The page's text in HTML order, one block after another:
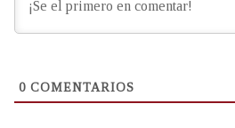
0 COMENTARIOS